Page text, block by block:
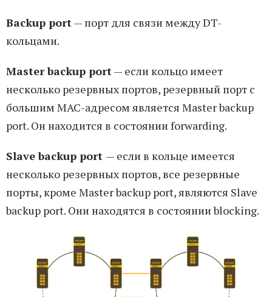
Backup port— порт для связи между DT-
кольцами.
Master backup port— если кольцо имеет
несколько резервных портов, резервный порт с
большим MAC-адресом является Master backup
port. Он находится в состоянии forwarding.
Slave backup port — если в кольце имеется
несколько резервных портов, все резервные
порты, кроме Master backup port, являются Slave
backup port. Они находятся в состоянии blocking.